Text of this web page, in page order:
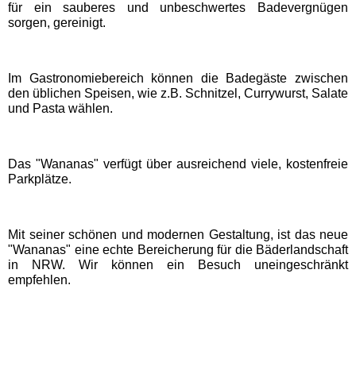
Eifelpark
Wild- & Freizeitpark Klotten
HANSA-PARK
Schwimmbäder
für ein sauberes und unbeschwertes Badevergnügen
sorgen, gereinigt.
Im Gastronomiebereich können die Badegäste zwischen
den üblichen Speisen, wie z.B. Schnitzel, Currywurst, Salate
und Pasta wählen.
Das "Wananas" verfügt über ausreichend viele, kostenfreie
Parkplätze.
Mit seiner schönen und modernen Gestaltung, ist das neue
"Wananas" eine echte Bereicherung für die Bäderlandschaft
in NRW. Wir können ein Besuch uneingeschränkt
empfehlen.